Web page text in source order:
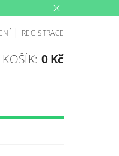
| REGISTRACE
KOŠÍK: 0 Kč